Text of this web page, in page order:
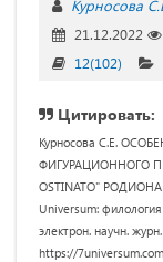
Курносова
21.12.2022
12(102)
Цитировать:
Курносова С.Е.
ФИГУРАЦИОННОГО
OSTINATO"
Universum:
электрон. научн.
https://